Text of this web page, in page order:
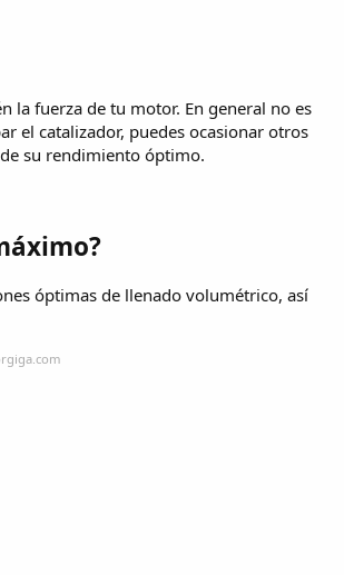
la fuerza de tu motor. En general no es
el catalizador, puedes ocasionar otros
su rendimiento óptimo.
óptimas de llenado volumétrico, así